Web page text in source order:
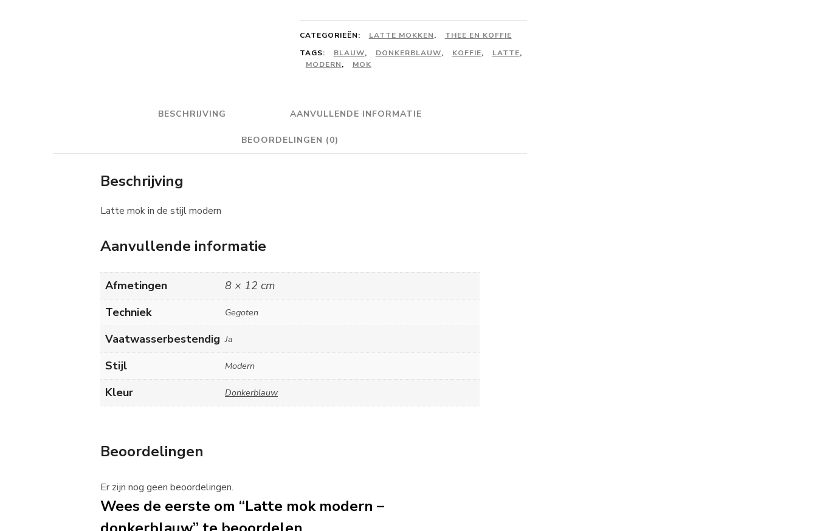
donkerblauw
aantal
CATEGORIEËN: LATTE MOKKEN,
THEE EN KOFFIE
TAGS:
BLAUW, DONKERBLAUW, KOFFIE, LATTE,
MODERN, MOK
BESCHRIJVING AANVULLENDE INFORMATIE
BEOORDELINGEN (0)
Beschrijving
Latte mok in de stijl modern
Aanvullende informatie
Afmetingen
8 × 12 cm
Techniek
Gegoten
Vaatwasserbestendig Ja
Stijl Modern
Kleur Donkerblauw
Beoordelingen
Er zijn nog geen beoordelingen.
Wees de eerste om “Latte mok modern –